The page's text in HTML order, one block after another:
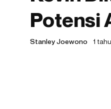
Potensi
Stanley Joewono 1